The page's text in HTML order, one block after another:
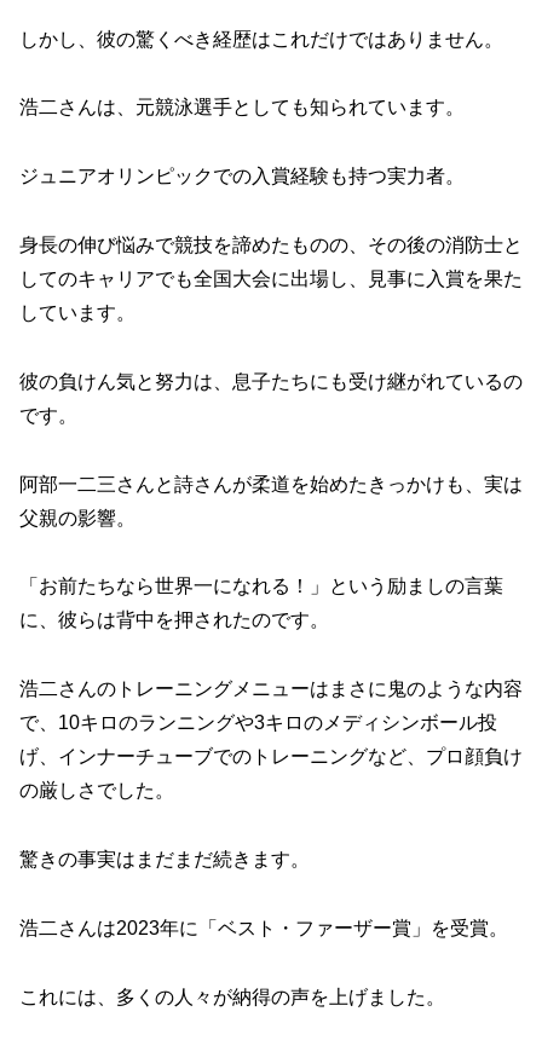
しかし、彼の驚くべき経歴はこれだけではありません。
浩二さんは、元競泳選手としても知られています。
ジュニアオリンピックでの入賞経験も持つ実力者。
身長の伸び悩みで競技を諦めたものの、その後の消防士と
してのキャリアでも全国大会に出場し、見事に入賞を果た
しています。
彼の負けん気と努力は、息子たちにも受け継がれているの
です。
阿部一二三さんと詩さんが柔道を始めたきっかけも、実は
父親の影響。
「お前たちなら世界一になれる！」という励ましの言葉
に、彼らは背中を押されたのです。
浩二さんのトレーニングメニューはまさに鬼のような内容
で、10キロのランニングや3キロのメディシンボール投
げ、インナーチューブでのトレーニングなど、プロ顔負け
の厳しさでした。
驚きの事実はまだまだ続きます。
浩二さんは2023年に「ベスト・ファーザー賞」を受賞。
これには、多くの人々が納得の声を上げました。